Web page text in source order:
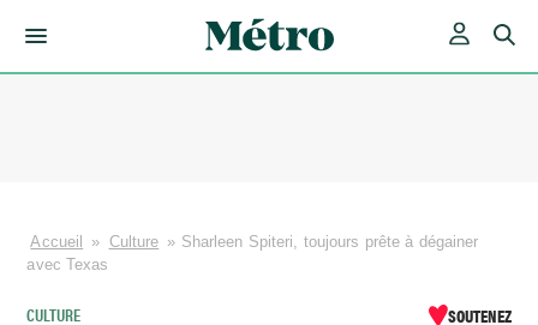
Accueil » Culture » Sharleen Spiteri, toujours prête à dégainer
avec Texas
CULTURE SOUTENEZ